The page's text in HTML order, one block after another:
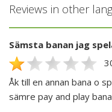
Reviews in other
Sämsta banan jag
Åk till en annan bana o
sämre pay and play bana